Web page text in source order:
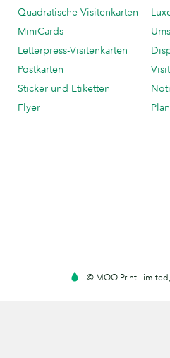
Quadratische Visitenkarten
MiniCards
Letterpress-Visitenkarten
Postkarten
Sticker und Etiketten
Flyer
© MOO Print